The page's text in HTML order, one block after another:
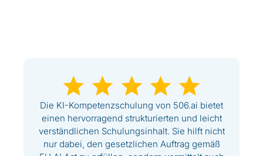
Die KI-Kompetenzschulung von 506.ai bietet
einen hervorragend strukturierten und leicht
verständlichen Schulungsinhalt. Sie hilft nicht
nur dabei, den gesetzlichen Auftrag gemäß